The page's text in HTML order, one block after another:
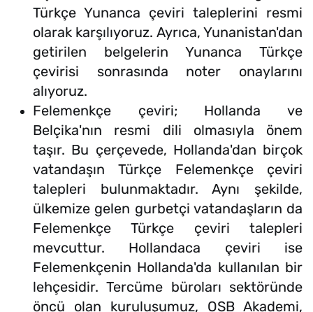
Türkçe Yunanca çeviri taleplerini resmi
olarak karşılıyoruz. Ayrıca, Yunanistan'dan
getirilen belgelerin Yunanca Türkçe
çevirisi sonrasında noter onaylarını
alıyoruz.
Felemenkçe çeviri; Hollanda ve
Belçika'nın resmi dili olmasıyla önem
taşır. Bu çerçevede, Hollanda'dan birçok
vatandaşın Türkçe Felemenkçe çeviri
talepleri bulunmaktadır. Aynı şekilde,
ülkemize gelen gurbetçi vatandaşların da
Felemenkçe Türkçe çeviri talepleri
mevcuttur. Hollandaca çeviri ise
Felemenkçenin Hollanda'da kullanılan bir
lehçesidir. Tercüme büroları sektöründe
öncü olan kuruluşumuz, OSB Akademi,